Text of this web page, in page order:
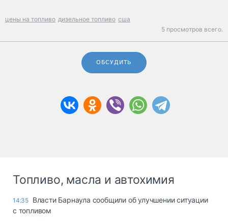
цены на топливо дизельное топливо сша
5 просмотров всего.
ОБСУДИТЬ
Топливо, масла и автохимия
14:35 Власти Барнаула сообщили об улучшении ситуации
с топливом